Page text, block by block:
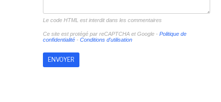
Le code HTML est interdit dans les commentaires
Ce site est protégé par reCAPTCHA et Google - Politique de
confidentialité- Conditions d'utilisation